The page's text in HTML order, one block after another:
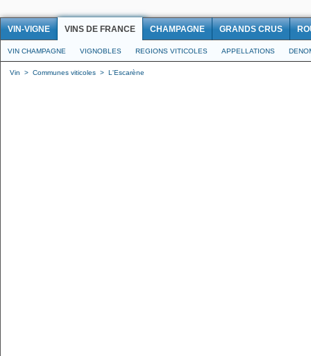
VIN-VIGNE VINS DE FRANCE CHAMPAGNE GRANDS CRUS
VIN CHAMPAGNE VIGNOBLES REGIONS VITICOLES APPELLATIONS
Vin > Communes viticoles > L'Escarène